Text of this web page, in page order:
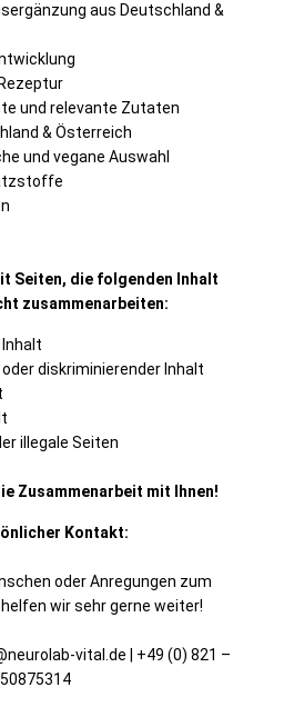
aus Deutschland &
und relevante Zutaten
& Österreich
und vegane Auswahl
Seiten, die folgenden Inhalt
zusammenarbeiten:
diskriminierender Inhalt
illegale Seiten
Zusammenarbeit mit Ihnen!
Kontakt:
oder Anregungen zum
wir sehr gerne weiter!
vital.de | +49 (0) 821 –
50875314